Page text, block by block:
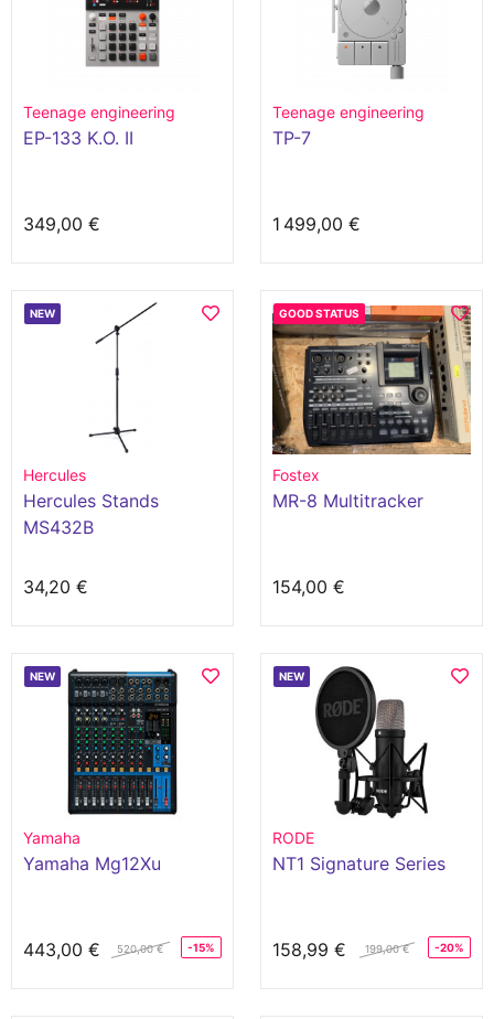
Teenage engineering
EP-133 K.O. II
349,00 €
Teenage engineering
TP-7
1 499,00 €
NEW
Hercules
Hercules Stands
MS432B
34,20 €
GOOD STATUS
Fostex
MR-8 Multitracker
154,00 €
NEW
Yamaha
Yamaha Mg12Xu
443,00 € 520,00 € -15%
NEW
RODE
NT1 Signature Series
158,99 € 199,00 € -20%